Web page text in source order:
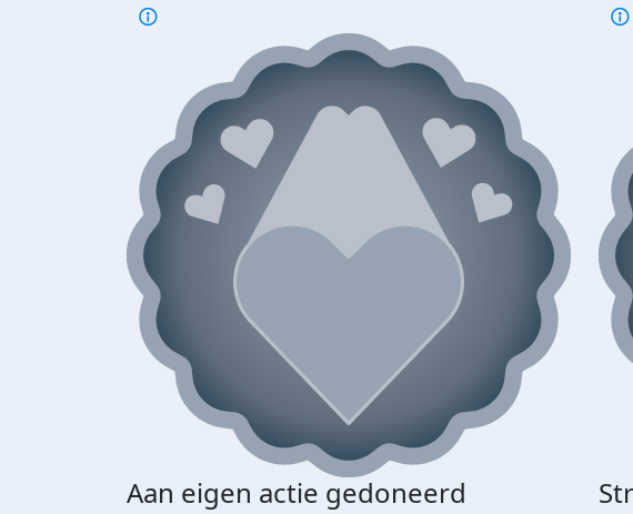
Aan eigen actie gedoneerd